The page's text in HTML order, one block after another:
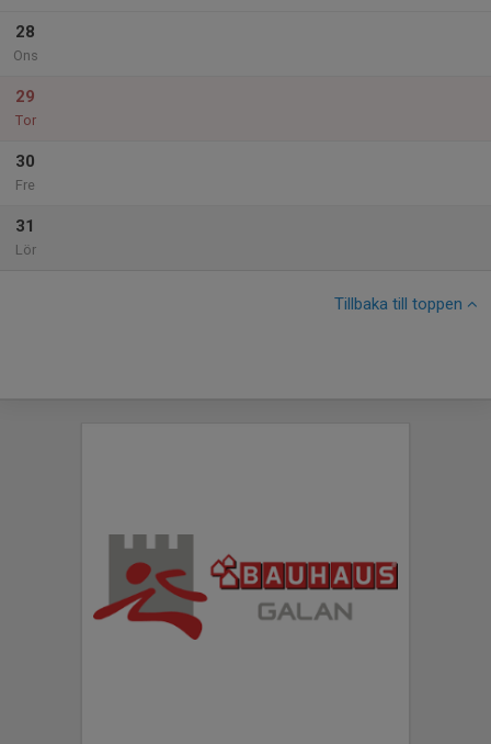
28
Ons
29
Tor
30
Fre
31
Lör
Tillbaka till toppen